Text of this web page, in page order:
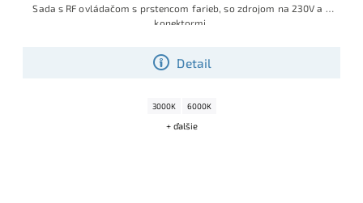
Detail
Sada s RF ovládačom s prstencom farieb, so zdrojom na 230V a s
konektormi.
3000K 6000K
+ ďalšie